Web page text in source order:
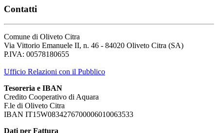
Contatti
Comune di Oliveto Citra
Via Vittorio Emanuele II, n. 46 - 84020 Oliveto Citra (SA)
P.IVA: 00578180655
Ufficio Relazioni con il Pubblico
Tesoreria e IBAN
Credito Cooperativo di Aquara
F.le di Oliveto Citra
IBAN IT15W0834276700006010063533
Dati per Fattura